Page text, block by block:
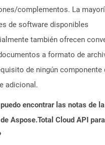
complementos. La
de software disponibles
también ofrecen
a formato de
de ningún componente
adicional.
encontrar las notas de la
Aspose.Total Cloud API para